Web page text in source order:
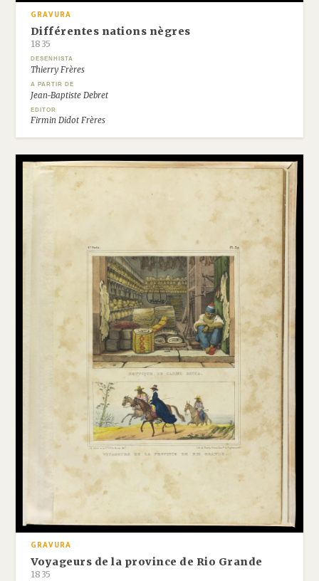
GRAVURA
Différentes nations nègres
1835
DESENHISTA
Thierry Frères
A PARTIR DE
Jean-Baptiste Debret
EDITOR
Firmin Didot Frères
GRAVURA
Voyageurs de la province de Rio Grande
1835